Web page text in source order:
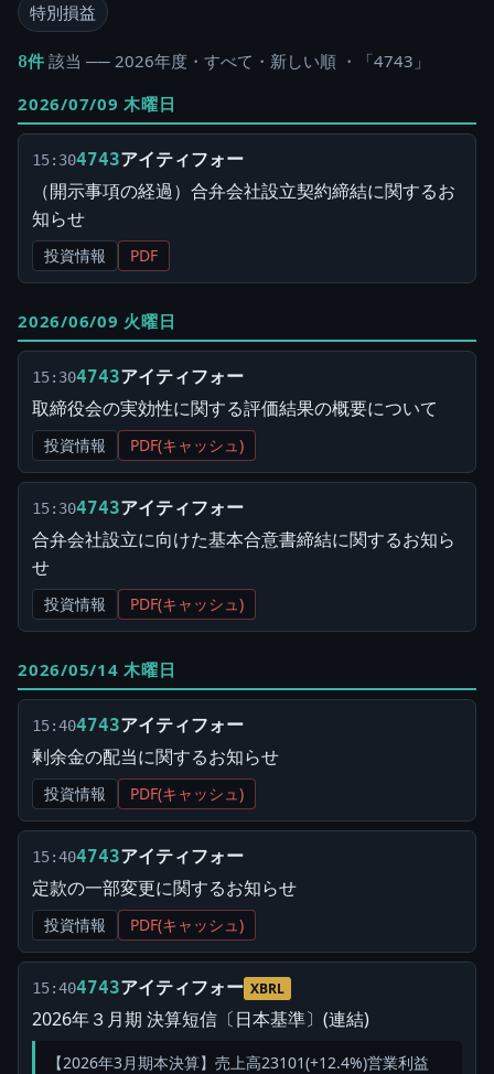
特別損益
8件 該当 ── 2026年度・すべて・新しい順 ・「4743」
2026/07/09 木曜日
15:304743アイティフォー
（開示事項の経過）合弁会社設立契約締結に関するお
知らせ
投資情報 PDF
2026/06/09 火曜日
15:304743アイティフォー
取締役会の実効性に関する評価結果の概要について
投資情報 PDF(キャッシュ)
15:304743アイティフォー
合弁会社設立に向けた基本合意書締結に関するお知ら
せ
投資情報 PDF(キャッシュ)
2026/05/14 木曜日
15:404743アイティフォー
剰余金の配当に関するお知らせ
投資情報 PDF(キャッシュ)
15:404743アイティフォー
定款の一部変更に関するお知らせ
投資情報 PDF(キャッシュ)
15:404743アイティフォー XBRL
2026年３月期 決算短信〔日本基準〕(連結)
【2026年3月期本決算】売上高23101(+12.4%)営業利益